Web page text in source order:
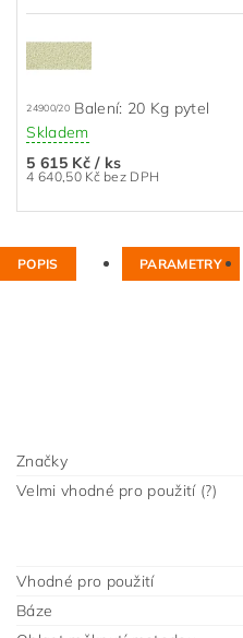
24900/20 Balení: 20 Kg pytel
Skladem
5 615 Kč/ ks
4 640,50 Kč bez DPH
POPIS PARAMETRY
Značky
Velmi vhodné pro použití (?)
Vhodné pro použití
Báze